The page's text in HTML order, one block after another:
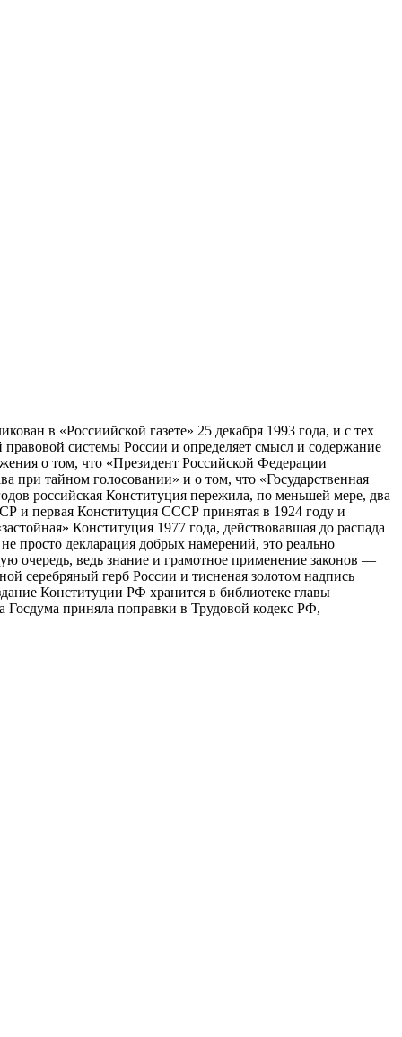
в «Россиийской газете» 25 декабря 1993 года, и с тех
системы России и определяет смысл и содержание
о том, что «Президент Российской Федерации
при тайном голосовании» и о том, что «Государственная
российская Конституция пережила, по меньшей мере, два
и первая Конституция СССР принятая в 1924 году и
Конституция 1977 года, действовавшая до распада
просто декларация добрых намерений, это реально
очередь, ведь знание и грамотное применение законов —
серебряный герб России и тисненая золотом надпись
Конституции РФ хранится в библиотеке главы
Госдума приняла поправки в Трудовой кодекс РФ,